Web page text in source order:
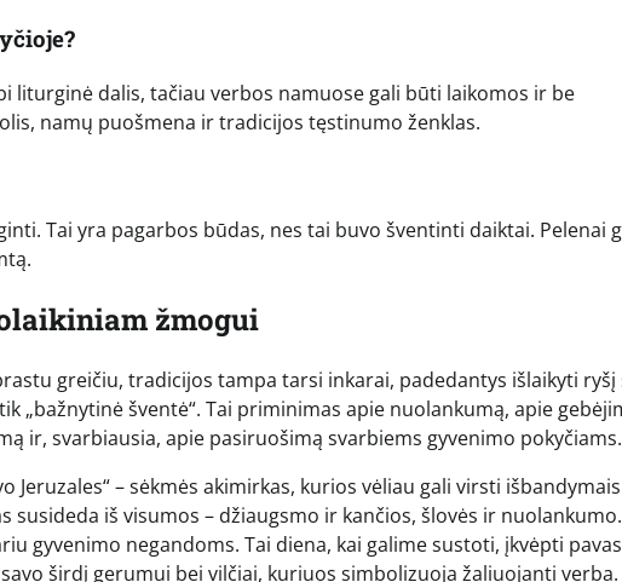
liturginė dalis, tačiau verbos namuose gali būti laikomos ir be
namų puošmena ir tradicijos tęstinumo ženklas.
Tai yra pagarbos būdas, nes tai buvo šventinti daiktai. Pelenai
žmogui
greičiu, tradicijos tampa tarsi inkarai, padedantys išlaikyti ryšį
„bažnytinė šventė“. Tai priminimas apie nuolankumą, apie
ir, svarbiausia, apie pasiruošimą svarbiems gyvenimo pokyčiams.
Jeruzales“ – sėkmės akimirkas, kurios vėliau gali virsti
susideda iš visumos – džiaugsmo ir kančios, šlovės ir nuolankumo.
gyvenimo negandoms. Tai diena, kai galime sustoti, įkvėpti
širdį gerumui bei vilčiai, kuriuos simbolizuoja žaliuojanti verba.